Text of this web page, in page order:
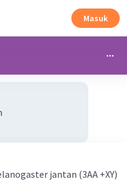
Masuk
jantan (3AA +XY)